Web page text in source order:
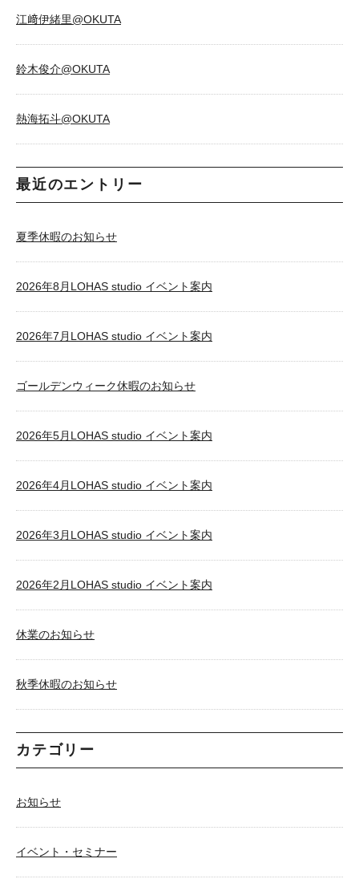
江﨑伊緒里@OKUTA
鈴木俊介@OKUTA
熱海拓斗@OKUTA
最近のエントリー
夏季休暇のお知らせ
2026年8月LOHAS studio イベント案内
2026年7月LOHAS studio イベント案内
ゴールデンウィーク休暇のお知らせ
2026年5月LOHAS studio イベント案内
2026年4月LOHAS studio イベント案内
2026年3月LOHAS studio イベント案内
2026年2月LOHAS studio イベント案内
休業のお知らせ
秋季休暇のお知らせ
カテゴリー
お知らせ
イベント・セミナー